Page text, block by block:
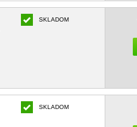
SKLADOM
SKLADOM